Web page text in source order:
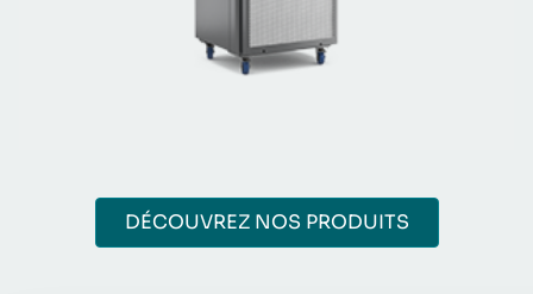
DÉCOUVREZ NOS PRODUITS